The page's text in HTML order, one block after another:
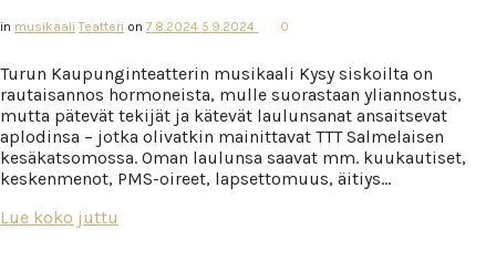
in musikaali Teatteri on 7.8.2024 5.9.2024 0
Turun Kaupunginteatterin musikaali Kysy siskoilta on
rautaisannos hormoneista, mulle suorastaan yliannostus,
mutta pätevät tekijät ja kätevät laulunsanat ansaitsevat
aplodinsa – jotka olivatkin mainittavat TTT Salmelaisen
kesäkatsomossa. Oman laulunsa saavat mm. kuukautiset,
keskenmenot, PMS-oireet, lapsettomuus, äitiys…
Lue koko juttu